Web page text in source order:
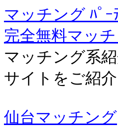
マッチング ﾊﾟｰ
完全無料マッ
マッチング系
サイトをご紹
仙台マッチング